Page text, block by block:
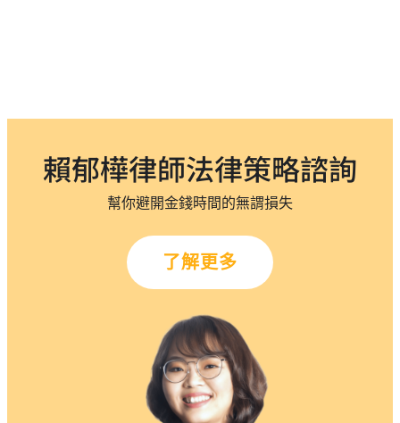
賴郁樺律師法律策略諮詢
幫你避開金錢時間的無謂損失
了解更多